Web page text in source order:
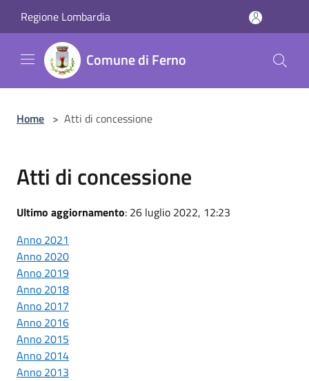
Regione Lombardia
Comune di Ferno
Home > Atti di concessione
Atti di concessione
Ultimo aggiornamento: 26 luglio 2022, 12:23
Anno 2021
Anno 2020
Anno 2019
Anno 2018
Anno 2017
Anno 2016
Anno 2015
Anno 2014
Anno 2013